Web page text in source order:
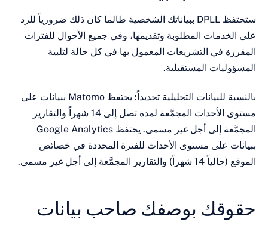
ستحتفظ DPLL ببياناتك الشخصية طالما كان ذلك ضرورياً للرد
المطلوبة وتقديمها، وفي جميع الأحوال للفترات
في التشريعات المعمول بها في كل حالة لتلبية
المستقبلية.
بالنسبة للبيانات التحليلية تحديداً: يحتفظ Matomo ببيانات على
مستوى الأحداث المجمَّعة لمدة تصل إلى 14 شهراً والتقارير
المجمَّعة إلى أجل غير مسمى. يحتفظ Google Analytics
على مستوى الأحداث للفترة المحددة في خصائص
المجمَّعة إلى أجل غير مسمى.
بوصفك صاحب بيانات